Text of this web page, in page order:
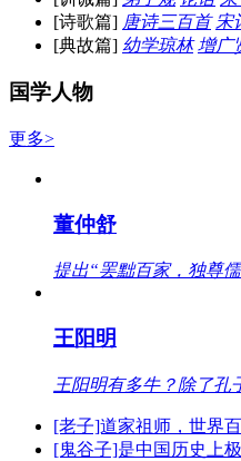
[诗歌篇] 唐诗三百首 宋
[典故篇] 幼学琼林 增广
国学人物
更多>
董仲舒
提出“罢黜百家，独尊
王阳明
王阳明有多牛？除了孔
[老子]道家祖师，世界
[鬼谷子]是中国历史上